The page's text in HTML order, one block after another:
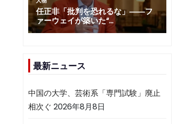
最新ニュース
中国の大学、芸術系「専門試験」廃止
相次ぐ 2026年8月8日